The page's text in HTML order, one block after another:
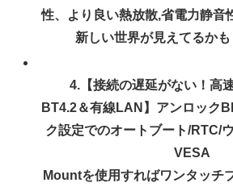
性、より良い熱放散,省電力静音
新しい世界が見えてるかも
4.【接続の遅延がない！高
BT4.2＆有線LAN】アンロック
ク設定でのオートブート/RTC/
VESA
Mountを使用すればワンタッチ